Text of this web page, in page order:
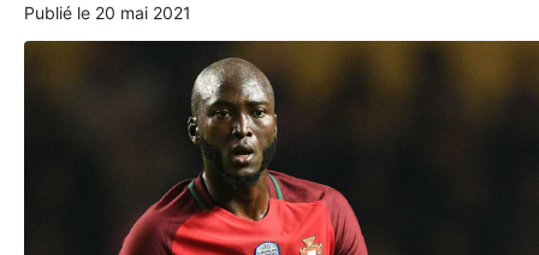
Publié le 20 mai 2021